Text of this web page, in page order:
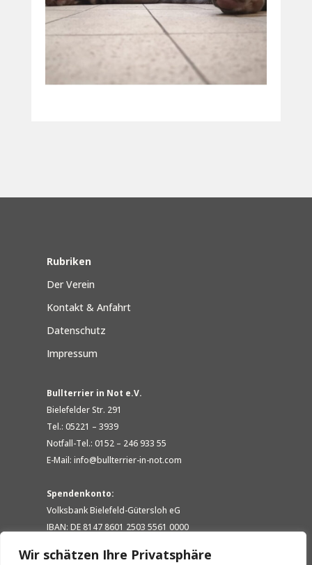
Wir schätzen Ihre Privatsphäre
Rubriken
Der Verein
Kontakt & Anfahrt
Datenschutz
Impressum
Bullterrier in Not e.V.
Bielefelder Str. 291
Tel.: 05221 – 3939
Notfall-Tel.: 0152 – 246 933 55
E-Mail: info@bullterrier-in-not.com
Spendenkonto:
Volksbank Bielefeld-Gütersloh eG
IBAN: DE 8147 8601 2503 5561 0000